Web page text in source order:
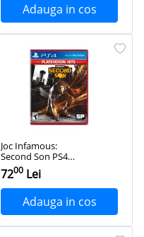
Adauga in cos
Joc Infamous:
Second Son PS4
PlayStation 4,
Second-Hand
7200 Lei
Adauga in cos